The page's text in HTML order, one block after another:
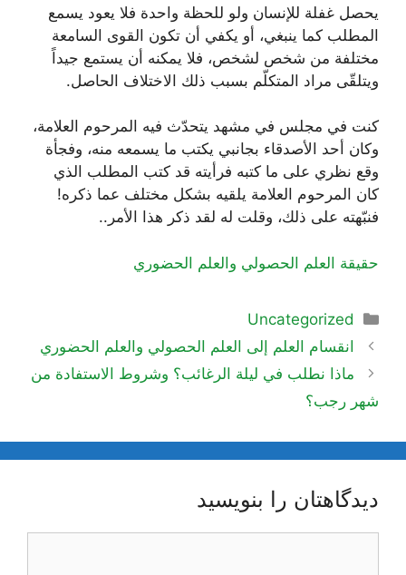
يحصل غفلة للإنسان ولو للحظة واحدة فلا يعود يسمع
المطلب كما ينبغي، أو يكفي أن تكون القوى السامعة
مختلفة من شخص لشخص، فلا يمكنه أن يستمع جيداً
ويتلقّى مراد المتكلّم بسبب ذلك الاختلاف الحاصل.
كنت في مجلس في مشهد يتحدّث فيه المرحوم العلامة،
وكان أحد الأصدقاء بجانبي يكتب ما يسمعه منه، وفجأة
وقع نظري على ما كتبه فرأيته قد كتب المطلب الذي
كان المرحوم العلامة يلقيه بشكل مختلف عما ذكره!
فنبّهته على ذلك، وقلت له لقد ذكر هذا الأمر..
حقيقة العلم الحصولي والعلم الحضوري
دسته‌ها
Uncategorized
ناوبری
نوشته‌ها
انقسام العلم إلى العلم الحصولي والعلم الحضوري
ماذا نطلب في ليلة الرغائب؟ وشروط الاستفادة من
شهر رجب؟
دیدگاهتان را بنویسید